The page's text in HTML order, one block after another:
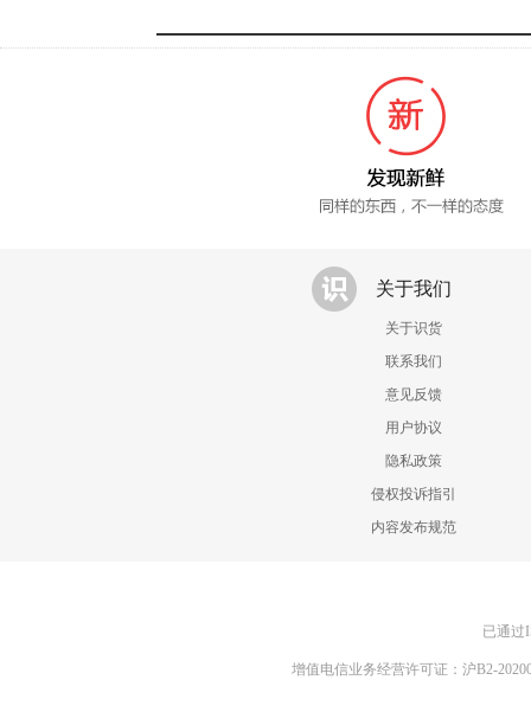
关于我们
关于识货
联系我们
意见反馈
用户协议
隐私政策
侵权投诉指引
内容发布规范
已通过
增值电信业务经营许可证：沪B2-